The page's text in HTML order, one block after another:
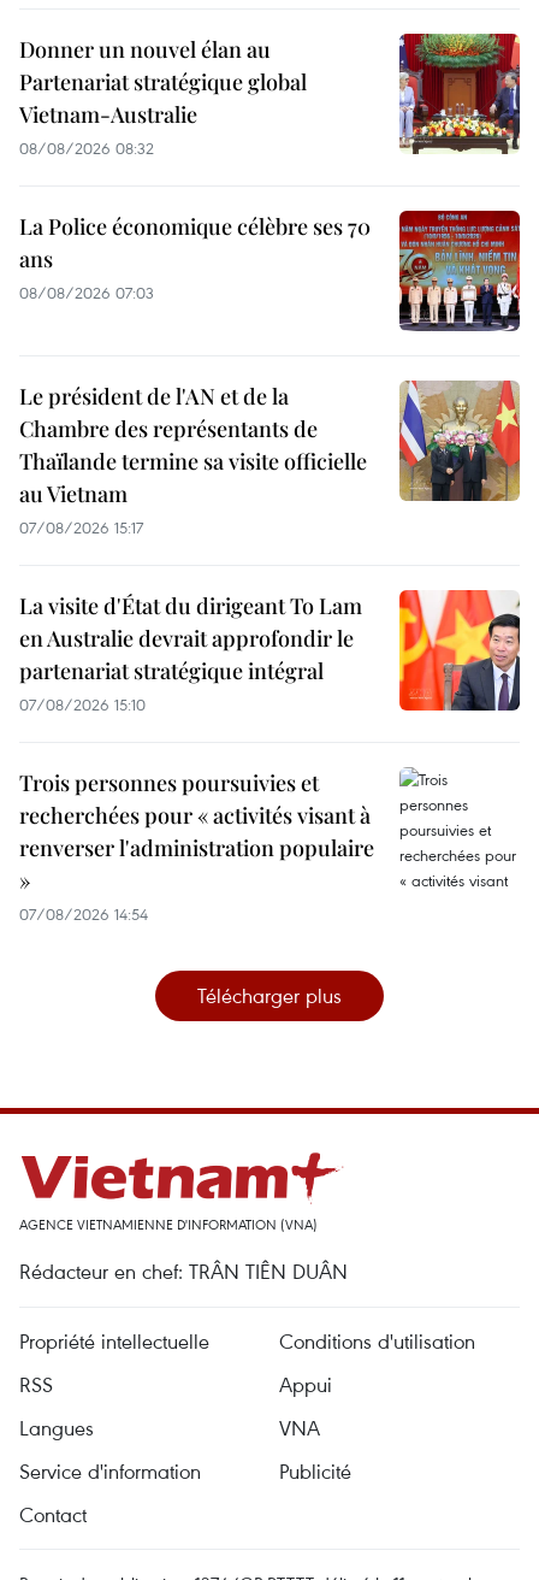
Donner un nouvel élan au
Partenariat stratégique global
Vietnam-Australie
08/08/2026 08:32
La Police économique célèbre ses 70
ans
08/08/2026 07:03
Le président de l'AN et de la
Chambre des représentants de
Thaïlande termine sa visite officielle
au Vietnam
07/08/2026 15:17
La visite d'État du dirigeant To Lam
en Australie devrait approfondir le
partenariat stratégique intégral
07/08/2026 15:10
Trois personnes poursuivies et
recherchées pour « activités visant à
renverser l'administration populaire
»
07/08/2026 14:54
Télécharger plus
AGENCE VIETNAMIENNE D'INFORMATION (VNA)
Rédacteur en chef: TRÂN TIÊN DUÂN
Propriété intellectuelle
Conditions d'utilisation
RSS
Appui
Langues
VNA
Service d'information
Publicité
Contact